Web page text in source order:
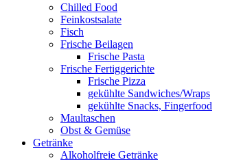
Chilled Food
Feinkostsalate
Fisch
Frische Beilagen
Frische Pasta
Frische Fertiggerichte
Frische Pizza
gekühlte Sandwiches/Wraps
gekühlte Snacks, Fingerfood
Maultaschen
Obst & Gemüse
Getränke
Alkoholfreie Getränke